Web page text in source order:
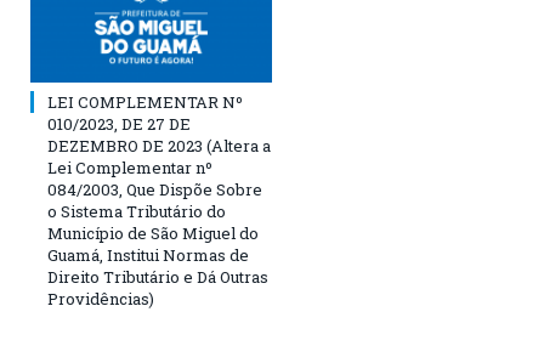
LEI COMPLEMENTAR Nº
010/2023, DE 27 DE
DEZEMBRO DE 2023 (Altera a
Lei Complementar nº
084/2003, Que Dispõe Sobre
o Sistema Tributário do
Município de São Miguel do
Guamá, Institui Normas de
Direito Tributário e Dá Outras
Providências)